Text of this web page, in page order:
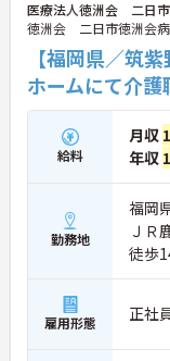
医療法人徳洲会 二日市
徳洲会 二日市徳洲会
【福岡県／筑
ホームにて介
給料
月収
年収
勤務地
福岡
ＪＲ
徒歩
雇用形態 正社